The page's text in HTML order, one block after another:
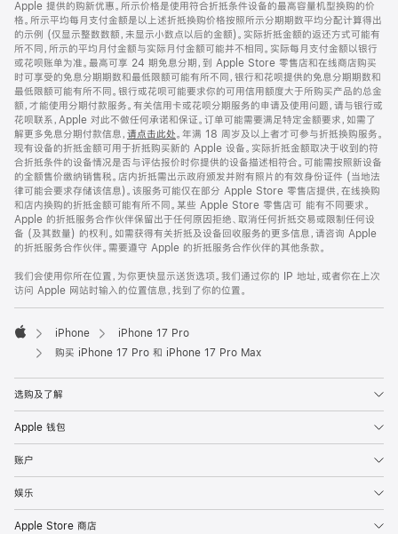
Apple 提供的购新优惠。所示价格是使用符合折抵条件设备的最高容量机型换购的价
格。所示平均每月支付金额是以上述折抵换购价格按照所示分期期数平均分配计算得出
的示例 (仅显示整数数额，未显示小数点以后的金额)。实际折抵金额的返还方式可能有
所不同，所示的平均月付金额与实际月付金额可能并不相同。实际每月支付金额以银行
或花呗账单为准。最高可享 24 期免息分期，到 Apple Store 零售店和在线商店购买
时可享受的免息分期期数和最低限额可能有所不同，银行和花呗提供的免息分期期数和
最低限额可能有所不同。银行或花呗可能要求你的可用信用额度大于所购买产品的总金
额，才能使用分期付款服务。有关信用卡或花呗分期服务的申请及使用问题，请与银行或
花呗联系，Apple 对此不做任何承诺和保证。订单可能需要满足特定金额要求，如需了
解更多免息分期付款信息， 请点击此处。年满 18 周岁及以上者才可参与折抵换购服务。
现有设备的折抵金额可用于折抵购买新的 Apple 设备。实际折抵金额取决于收到的符
合折抵条件的设备情况是否与评估报价时你提供的设备描述相符合。可能需按照新设备
的全额售价缴纳销售税。店内折抵需出示政府颁发并附有照片的有效身份证件 (当地法
律可能会要求存储该信息)。该服务可能仅在部分 Apple Store 零售店提供，在线换购
和店内换购的折抵金额可能有所不同。某些 Apple Store 零售店可 能有不同要求。
Apple 的折抵服务合作伙伴保留出于任何原因拒绝、取消任何折抵交易或限制任何设
备 (及其数量) 的权利。如需获得有关折抵及设备回收服务的更多信息，请咨询 Apple
的折抵服务合作伙伴。需要遵守 Apple 的折抵服务合作伙伴的其他条款。
我们会使用你所在位置，为你更快显示送货选项。我们通过你的 IP 地址，或者你在上次
访问 Apple 网站时输入的位置信息，找到了你的位置。
Apple
iPhone
iPhone 17 Pro
购买 iPhone 17 Pro 和 iPhone 17 Pro Max
选购及了解
Apple 钱包
账户
娱乐
Apple Store 商店